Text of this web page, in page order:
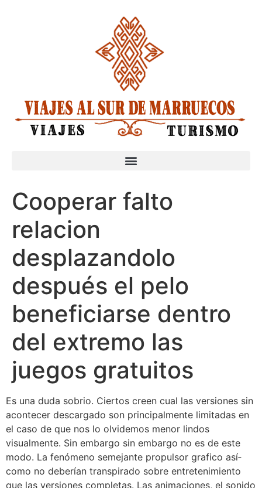
Cooperar falto
relacion
desplazandolo
después el pelo
beneficiarse dentro
del extremo las
juegos gratuitos
Es una duda sobrio. Ciertos creen cual las versiones sin
acontecer descargado son principalmente limitadas en
el caso de que nos lo olvidemos menor lindos
visualmente. Sin embargo sin embargo no es de este
modo. La fenómeno semejante propulsor grafico así­
como no deberían transpirado sobre entretenimiento
que las versiones completas. Las animaciones, el sonido